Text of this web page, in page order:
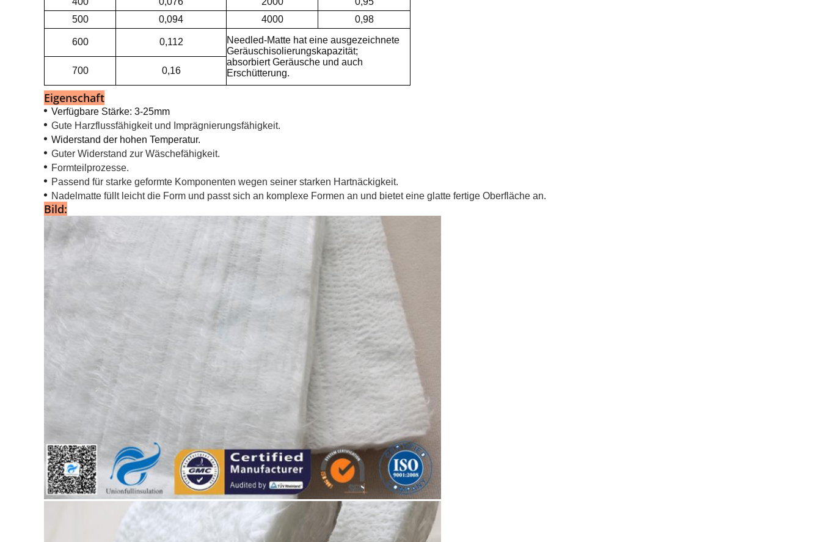
500
0,094 4000 0,98
600 0,112
Needled-Matte hat eine ausgezeichnete
Geräuschisolierungskapazität;
absorbiert Geräusche und auch
Erschütterung.
700 0,16
Eigenschaft
Verfügbare Stärke: 3-25mm
Gute Harzflussfähigkeit und Imprägnierungsfähigkeit.
Widerstand der hohen Temperatur.
Guter Widerstand zur Wäschefähigkeit.
Formteilprozesse.
Passend für starke geformte Komponenten wegen seiner starken Hartnäckigkeit.
Nadelmatte füllt leicht die Form und passt sich an komplexe Formen an und bietet eine glatte fertige Oberfläche an.
Bild: